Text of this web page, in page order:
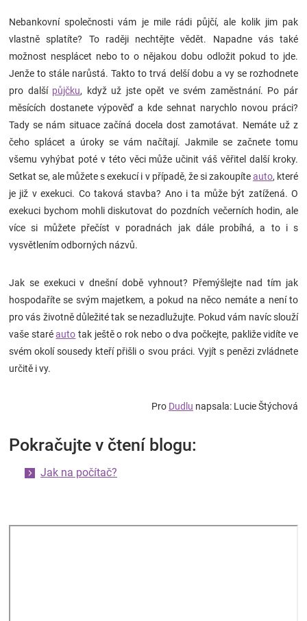
Hračkářství
Nebankovní společnosti vám je mile rádi půjčí, ale kolik jim pak
vlastně splatíte? To raději nechtějte vědět. Napadne vás také
možnost nesplácet nebo to o nějakou dobu odložit pokud to jde.
Jenže to stále narůstá. Takto to trvá delší dobu a vy se rozhodnete
pro další půjčku, když už jste opět ve svém zaměstnání. Po pár
měsících dostanete výpověď a kde sehnat narychlo novou práci?
Tady se nám situace začíná docela dost zamotávat. Nemáte už z
čeho splácet a úroky se vám načítají. Jakmile se začnete tomu
všemu vyhýbat poté v této věci může učinit váš věřitel další kroky.
Setkat se, ale můžete s exekucí i v případě, že si zakoupíteauto, které
je již v exekuci. Co taková stavba? Ano i ta může být zatížená. O
exekuci bychom mohli diskutovat do pozdních večerních hodin, ale
více si můžete přečíst v poradnách jak dále probíhá, a to i s
vysvětlením odborných názvů.
Jak se exekuci v dnešní době vyhnout? Přemýšlejte nad tím jak
hospodaříte se svým majetkem, a pokud na něco nemáte a není to
pro vás životně důležité tak se nezadlužujte. Pokud vám navíc slouží
vaše staréauto tak ještě o rok nebo o dva počkejte, pakliže vidíte ve
svém okolí sousedy kteří přišli o svou práci. Vyjít s penězi zvládnete
určitě i vy.
Pro Dudlu napsala: Lucie Štýchová
Pokračujte v čtení blogu:
Jak na počítač?